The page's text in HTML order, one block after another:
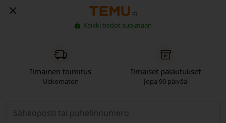
FI
Kaikki tiedot suojataan
Ilmainen toimitus
Uskomaton
Ilmaiset palautukset
Jopa 90 päivää